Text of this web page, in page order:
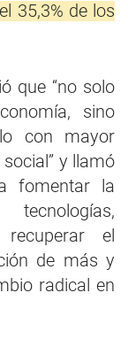
35,3% de los
que “no solo
sino
con mayor
y llamó
fomentar la
el
de más y
radical en